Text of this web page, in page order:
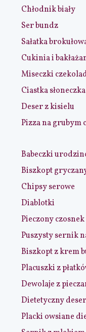
Chłodnik biały
Ser bundz
Sałatka
Cukinia i
Miseczki
Ciastka słoneczka
Deser z kisielu
Pizza na grubym
Babeczki
Biszkopt
Chipsy serowe
Diablotki
Pieczony czosnek
Puszysty sernik
Biszkopt z krem
Placuszki z
Dewolaje z
Dietetyczny
Placki owsiane